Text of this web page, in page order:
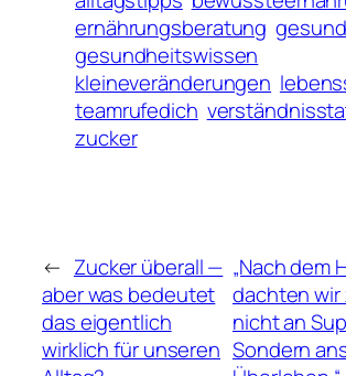
ernährungsberatung
gesundheitswissen
kleineveränderungen
teamrufedich
zucker
← Zucker überall —
aber was bedeutet
das eigentlich
wirklich für unseren
„Nach dem
dachten
nicht an
Sondern